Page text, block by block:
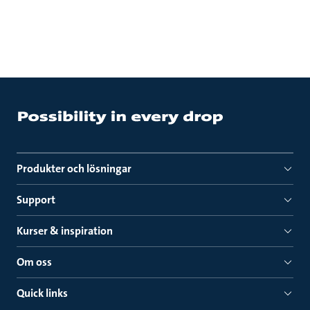
Produkter och lösningar
Support
Kurser & inspiration
Om oss
Quick links